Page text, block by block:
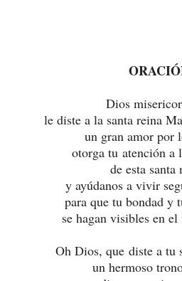
Dios
le diste a la santa reina
un gran amor por
otorga tu atención a
de esta santa
y ayúdanos a vivir
para que tu bondad y
se hagan visibles en
Oh Dios, que diste a tu
un hermoso